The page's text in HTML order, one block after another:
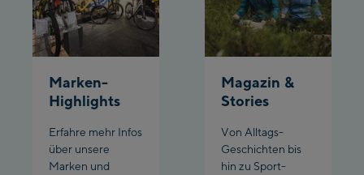
Schladming:
Planet Planai
Charly Kahr
Marken-
Highlights
Erfahre mehr Infos
über unsere
Marken und
Magazin &
Stories
Von Alltags-
Geschichten bis
hin zu Sport-